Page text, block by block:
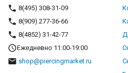
8(495) 308-31-09
8(909) 277-36-66
8(4852) 31-42-77
Ежедневно 11:00-19:00
shop@piercingmarket.ru